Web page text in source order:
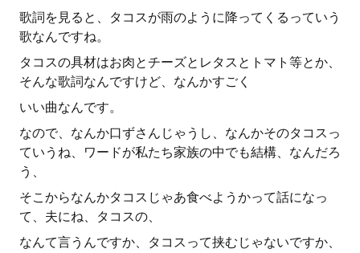
歌詞を見ると、タコスが雨のように降ってくるっていう
歌なんですね。
タコスの具材はお肉とチーズとレタスとトマト等とか、
そんな歌詞なんですけど、なんかすごく
いい曲なんです。
なので、なんか口ずさんじゃうし、なんかそのタコスっ
ていうね、ワードが私たち家族の中でも結構、なんだろ
う、
そこからなんかタコスじゃあ食べようかって話になっ
て、夫にね、タコスの、
なんて言うんですか、タコスって挟むじゃないですか、